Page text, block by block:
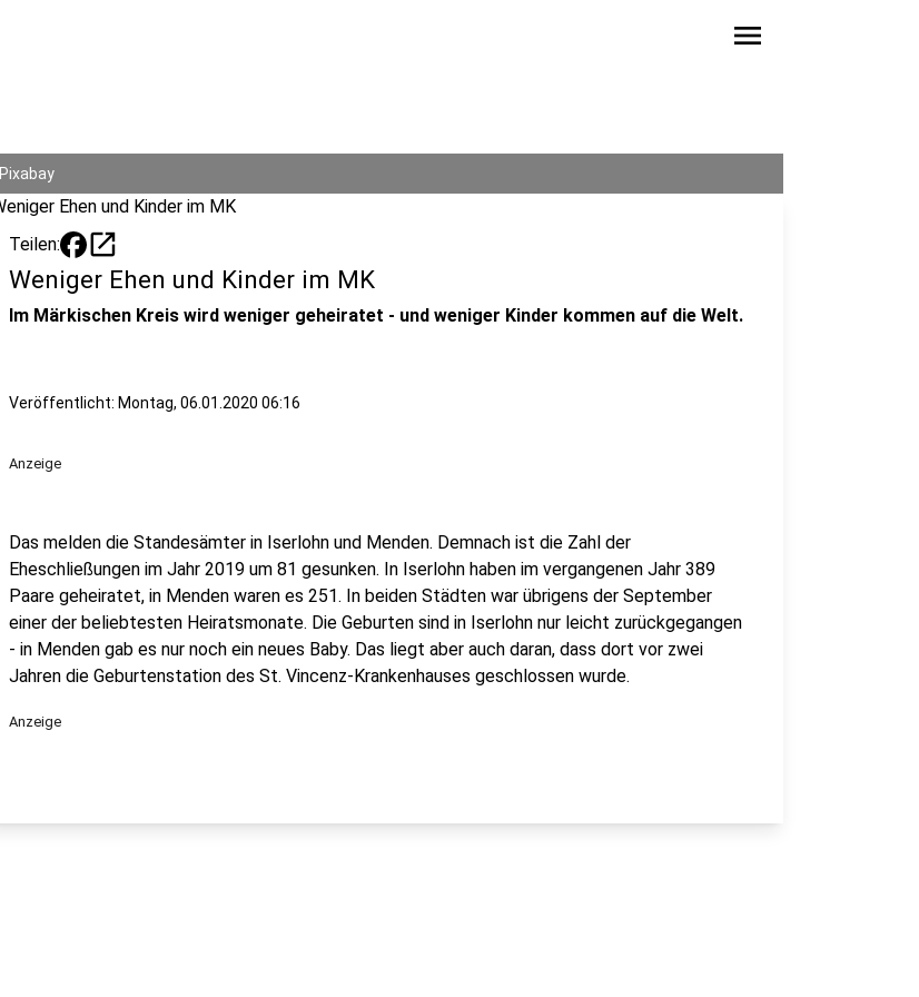
menu
Pixabay
Teilen: open_in_new
Weniger Ehen und Kinder im MK
Im Märkischen Kreis wird weniger geheiratet - und weniger Kinder kommen auf die Welt.
Veröffentlicht: Montag, 06.01.2020 06:16
Anzeige
Das melden die Standesämter in Iserlohn und Menden. Demnach ist die Zahl der
Eheschließungen im Jahr 2019 um 81 gesunken. In Iserlohn haben im vergangenen Jahr 389
Paare geheiratet, in Menden waren es 251. In beiden Städten war übrigens der September
einer der beliebtesten Heiratsmonate. Die Geburten sind in Iserlohn nur leicht zurückgegangen
- in Menden gab es nur noch ein neues Baby. Das liegt aber auch daran, dass dort vor zwei
Jahren die Geburtenstation des St. Vincenz-Krankenhauses geschlossen wurde.
Anzeige